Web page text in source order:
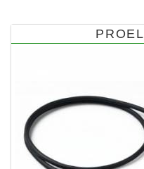
PROEL